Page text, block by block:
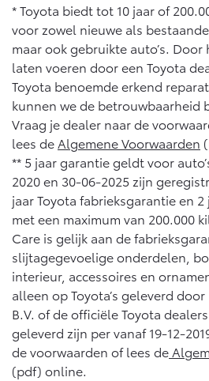
* Toyota biedt tot 10 jaar of
voor zowel nieuwe als
maar ook gebruikte auto’s.
laten voeren door een Toyota
Toyota benoemde erkend
kunnen we de betrouwbaarheid
Vraag je dealer naar de
lees de Algemene Voorwaarden
** 5 jaar garantie geldt voor
2020 en 30-06-2025 zijn
jaar Toyota fabrieksgarantie en 2
met een maximum van 200.000
Care is gelijk aan de
slijtagegevoelige onderdelen,
interieur, accessoires en
alleen op Toyota’s geleverd
B.V. of de officiële Toyota
geleverd zijn per vanaf 19-12-
de voorwaarden of lees de
(pdf) online.